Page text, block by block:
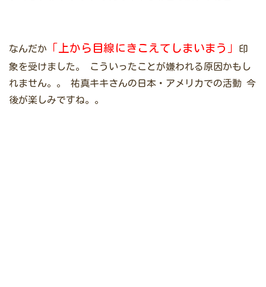
なんだか 「上から目線にきこえてしまいまう」
印
象を受けました。
こういったことが嫌われる原因かもし
れません。。
祐真キキさんの日本・アメリカでの活動 今
後が楽しみですね。。